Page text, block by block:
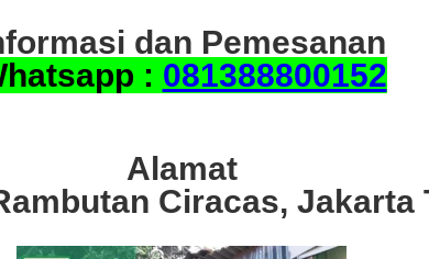
dan Pemesanan
: 081388800152
Alamat
Ciracas, Jakarta